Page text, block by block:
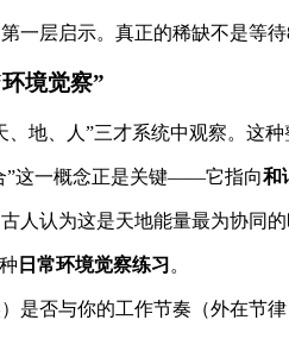
一层启示。真正的稀缺不是等
境觉察”
地、人”三才系统中观察。这
”这一概念正是关键——它指向和
人认为这是天地能量最为协同
日常环境觉察练习 。
是否与你的工作节奏（外在节